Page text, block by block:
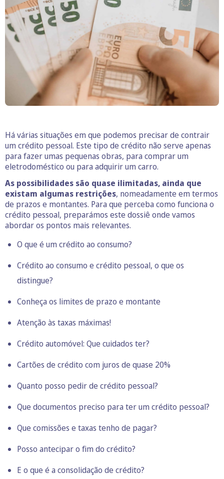
Há várias situações em que podemos precisar de contrair
um crédito pessoal. Este tipo de crédito não serve apenas
para fazer umas pequenas obras, para comprar um
eletrodoméstico ou para adquirir um carro.
As possibilidades são quase ilimitadas, ainda que
existam algumas restrições, nomeadamente em termos
de prazos e montantes. Para que perceba como funciona o
crédito pessoal, preparámos este dossiê onde vamos
abordar os pontos mais relevantes.
O que é um crédito ao consumo?
Crédito ao consumo e crédito pessoal, o que os
distingue?
Conheça os limites de prazo e montante
Atenção às taxas máximas!
Crédito automóvel: Que cuidados ter?
Cartões de crédito com juros de quase 20%
Quanto posso pedir de crédito pessoal?
Que documentos preciso para ter um crédito pessoal?
Que comissões e taxas tenho de pagar?
Posso antecipar o fim do crédito?
E o que é a consolidação de crédito?